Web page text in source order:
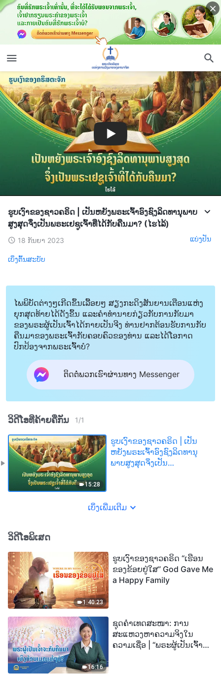
ຮູບເງົາຂອງຊາວຄຣິດ | ເປັນຫຍັງພຣະເຈົ້າອົງຊົງລິດທານຸພາບ
ສູງສຸດຈຶ່ງເປັນພຣະເຢຊູເຈົ້າທີ່ໄດ້ກັບຄືນມາ? (ໄຮໄລ້)
18 ກັນຍາ 2023 ແບ່ງປັນ
ເບິ່ງຕົ້ນສະບັບ
ໄພພິບັດຕ່າງໆເກີດຂຶ້ນເລື້ອຍໆ ສຽງກະດິງສັນຍານເຕືອນແຫ່ງ
ຍຸກສຸດທ້າຍໄດ້ດັງຂຶ້ນ ແລະຄໍາທໍານາຍກ່ຽວກັບການກັບມາ
ຂອງພຣະຜູ້ເປັນເຈົ້າໄດ້ກາຍເປັນຈີງ ທ່ານຢາກຕ້ອນຮັບການກັບ
ຄືນມາຂອງພຣະເຈົ້າກັບຄອບຄົວຂອງທ່ານ ແລະໄດ້ໂອກາດ
ປົກປ້ອງຈາກພຣະເຈົ້າບໍ?
ຕິດຕໍ່ພວກເຮົາຜ່ານທາງ Messenger
ວິດີໂອທີ່ຄ້າຍຄືກັນ 1/1
15:28
ຮູບເງົາຂອງຊາວຄຣິດ | ເປັນ
ຫຍັງພຣະເຈົ້າອົງຊົງລິດທານຸ
ພາບສູງສຸດຈຶ່ງເປັນ
ເບິ່ງເພີ່ມເຕີມ
ວິດີໂອພິເສດ
1:40:23
ຮູບເງົາຂອງຊາວຄຣິດ “ເຮືອນ
ຂອງຂ້ອຍຢູ່ໃສ” God Gave Me
a Happy Family
16:16
ຊຸດຄຳເທດສະໜາ: ການ
ສະແຫວງຫາຄວາມຈິງໃນ
ຄວາມເຊື່ອ | “ພຣະຜູ້ເປັນເຈົ້າຈະ